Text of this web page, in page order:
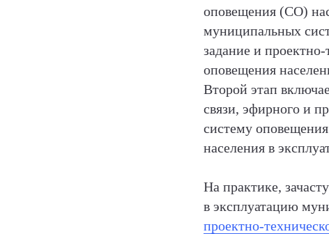
оповещения (СО)
муниципальных
задание и
оповещения
Второй этап
связи, эфирного и
систему
населения в
На практике,
в эксплуатацию
проектно-